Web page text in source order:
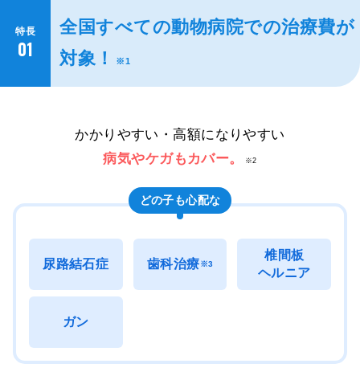
特長
01
全国すべての動物病院での治療費が
対象！
※1
かかりやすい・高額になりやすい
病気やケガもカバー。
※2
どの子も心配な
尿路結石症 歯科治療※3
椎間板
ヘルニア
ガン